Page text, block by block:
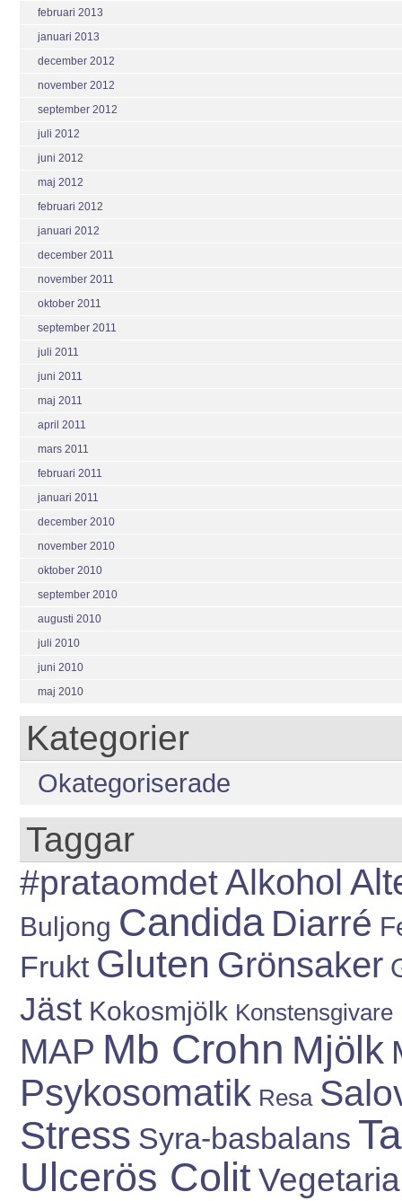
februari 2013
januari 2013
december 2012
november 2012
september 2012
juli 2012
juni 2012
maj 2012
februari 2012
januari 2012
december 2011
november 2011
oktober 2011
september 2011
juli 2011
juni 2011
maj 2011
april 2011
mars 2011
februari 2011
januari 2011
december 2010
november 2010
oktober 2010
september 2010
augusti 2010
juli 2010
juni 2010
maj 2010
Kategorier
Okategoriserade
Taggar
#prataomdetAlkohol
Buljong Candida Diarré
Frukt Gluten Grönsaker
Jäst Kokosmjölk Konstensgivare
MAP Mb Crohn Mjölk
Psykosomatik Resa
Stress Syra-basbalans
Ulcerös Colit